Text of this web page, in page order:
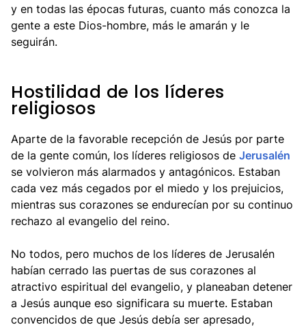
y en todas las épocas futuras, cuanto más conozca la
gente a este Dios-hombre, más le amarán y le
seguirán.
Hostilidad de los líderes
religiosos
Aparte de la favorable recepción de Jesús por parte
de la gente común, los líderes religiosos de Jerusalén
se volvieron más alarmados y antagónicos. Estaban
cada vez más cegados por el miedo y los prejuicios,
mientras sus corazones se endurecían por su continuo
rechazo al evangelio del reino.
No todos, pero muchos de los líderes de Jerusalén
habían cerrado las puertas de sus corazones al
atractivo espiritual del evangelio, y planeaban detener
a Jesús aunque eso significara su muerte. Estaban
convencidos de que Jesús debía ser apresado,